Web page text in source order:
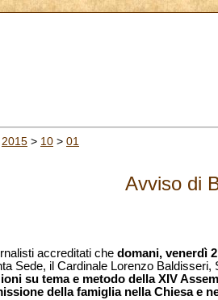
2015 > 10 > 01
Avviso di
accreditati che domani, venerdì
Sede, il Cardinale Lorenzo
su tema e metodo della XIV
della famiglia nella Chiesa e